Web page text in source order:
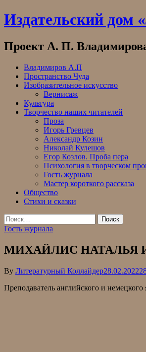
Skip
to
Издательский дом
Проект А. П.
Владимиров А.П
Пространство Чуда
Изобразительное искусство
Вернисаж
Культура
Творчество наших читателей
Проза
Игорь Гревцев
Александр Козин
Николай Кулешов
Егор Козлов. Проба пера
Психология в творческом
Гость журнала
Мастер короткого рассказа
Общество
Стихи и сказки
Найти:
Гость журнала
МИХАЙЛИС НАТАЛЬЯ
By Литературный Коллайдер28.02.2022
Преподаватель английского и